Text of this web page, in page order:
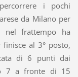
i pochi
da Milano per
nel frattempo ha
al 3° posto,
di 6 punti dai
7 a fronte di 15